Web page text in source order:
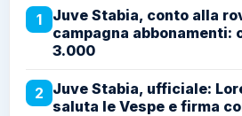
1
Juve Stabia, conto alla
campagna abbonamenti:
3.000
2 Juve Stabia, ufficiale:
saluta le Vespe e firma